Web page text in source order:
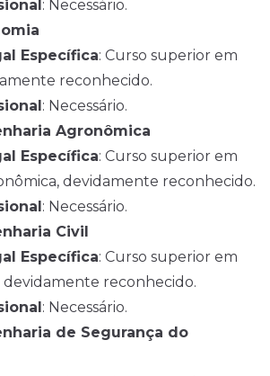
: Necessário.
Específica: Curso superior em
reconhecido.
: Necessário.
Agronômica
Específica: Curso superior em
devidamente reconhecido.
: Necessário.
Civil
Específica: Curso superior em
devidamente reconhecido.
: Necessário.
de Segurança do